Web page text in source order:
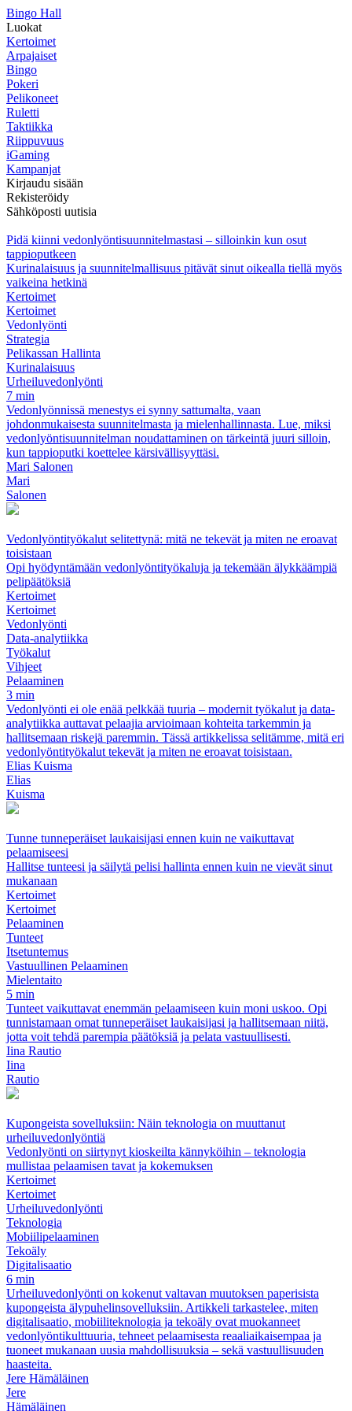
Bingo Hall
Luokat
Kertoimet
Arpajaiset
Bingo
Pokeri
Pelikoneet
Ruletti
Taktiikka
Riippuvuus
iGaming
Kampanjat
Kirjaudu sisään
Rekisteröidy
Sähköposti uutisia
Pidä kiinni vedonlyöntisuunnitelmastasi – silloinkin kun osut
tappioputkeen
Kurinalaisuus ja suunnitelmallisuus pitävät sinut oikealla tiellä myös
vaikeina hetkinä
Kertoimet
Kertoimet
Vedonlyönti
Strategia
Pelikassan Hallinta
Kurinalaisuus
Urheiluvedonlyönti
7 min
Vedonlyönnissä menestys ei synny sattumalta, vaan
johdonmukaisesta suunnitelmasta ja mielenhallinnasta. Lue, miksi
vedonlyöntisuunnitelman noudattaminen on tärkeintä juuri silloin,
kun tappioputki koettelee kärsivällisyyttäsi.
Mari Salonen
Mari
Salonen
Vedonlyöntityökalut selitettynä: mitä ne tekevät ja miten ne eroavat
toisistaan
Opi hyödyntämään vedonlyöntityökaluja ja tekemään älykkäämpiä
pelipäätöksiä
Kertoimet
Kertoimet
Vedonlyönti
Data-analytiikka
Työkalut
Vihjeet
Pelaaminen
3 min
Vedonlyönti ei ole enää pelkkää tuuria – modernit työkalut ja data-
analytiikka auttavat pelaajia arvioimaan kohteita tarkemmin ja
hallitsemaan riskejä paremmin. Tässä artikkelissa selitämme, mitä eri
vedonlyöntityökalut tekevät ja miten ne eroavat toisistaan.
Elias Kuisma
Elias
Kuisma
Tunne tunneperäiset laukaisijasi ennen kuin ne vaikuttavat
pelaamiseesi
Hallitse tunteesi ja säilytä pelisi hallinta ennen kuin ne vievät sinut
mukanaan
Kertoimet
Kertoimet
Pelaaminen
Tunteet
Itsetuntemus
Vastuullinen Pelaaminen
Mielentaito
5 min
Tunteet vaikuttavat enemmän pelaamiseen kuin moni uskoo. Opi
tunnistamaan omat tunneperäiset laukaisijasi ja hallitsemaan niitä,
jotta voit tehdä parempia päätöksiä ja pelata vastuullisesti.
Iina Rautio
Iina
Rautio
Kupongeista sovelluksiin: Näin teknologia on muuttanut
urheiluvedonlyöntiä
Vedonlyönti on siirtynyt kioskeilta kännyköihin – teknologia
mullistaa pelaamisen tavat ja kokemuksen
Kertoimet
Kertoimet
Urheiluvedonlyönti
Teknologia
Mobiilipelaaminen
Tekoäly
Digitalisaatio
6 min
Urheiluvedonlyönti on kokenut valtavan muutoksen paperisista
kupongeista älypuhelinsovelluksiin. Artikkeli tarkastelee, miten
digitalisaatio, mobiiliteknologia ja tekoäly ovat muokanneet
vedonlyöntikulttuuria, tehneet pelaamisesta reaaliaikaisempaa ja
tuoneet mukanaan uusia mahdollisuuksia – sekä vastuullisuuden
haasteita.
Jere Hämäläinen
Jere
Hämäläinen